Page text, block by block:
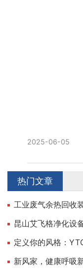
2025-06-05
热门文章
工业废气余热回收
昆山艾飞格净化设
定义你的风格：
新风家，健康呼吸